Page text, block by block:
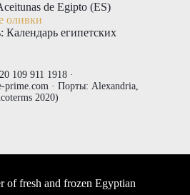
de Egipto (ES)
оливки
Календарь египетских
109 911 1918 ·
prime.com · Порты: Alexandria,
2020)
of fresh and frozen Egyptian